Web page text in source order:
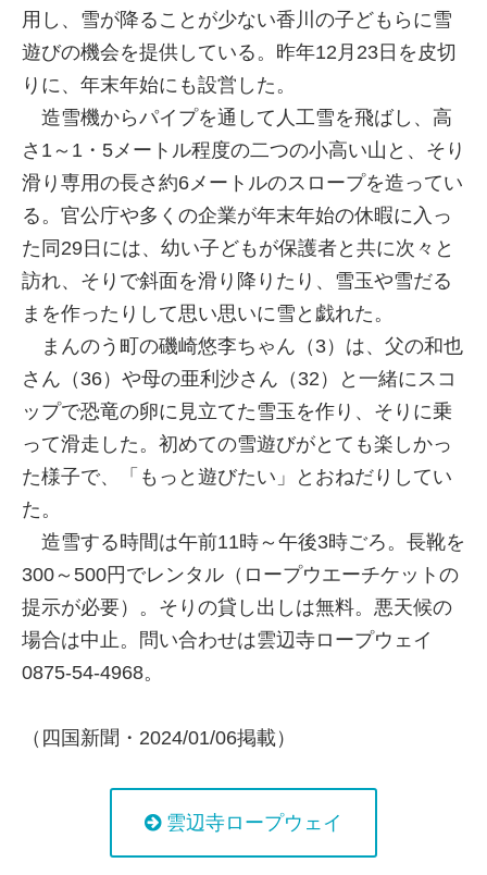
用し、雪が降ることが少ない香川の子どもらに雪
遊びの機会を提供している。昨年12月23日を皮切
りに、年末年始にも設営した。
造雪機からパイプを通して人工雪を飛ばし、高
さ1～1・5メートル程度の二つの小高い山と、そり
滑り専用の長さ約6メートルのスロープを造ってい
る。官公庁や多くの企業が年末年始の休暇に入っ
た同29日には、幼い子どもが保護者と共に次々と
訪れ、そりで斜面を滑り降りたり、雪玉や雪だる
まを作ったりして思い思いに雪と戯れた。
まんのう町の磯崎悠李ちゃん（3）は、父の和也
さん（36）や母の亜利沙さん（32）と一緒にスコ
ップで恐竜の卵に見立てた雪玉を作り、そりに乗
って滑走した。初めての雪遊びがとても楽しかっ
た様子で、「もっと遊びたい」とおねだりしてい
た。
造雪する時間は午前11時～午後3時ごろ。長靴を
300～500円でレンタル（ロープウエーチケットの
提示が必要）。そりの貸し出しは無料。悪天候の
場合は中止。問い合わせは雲辺寺ロープウェイ
0875-54-4968。
（四国新聞・2024/01/06掲載）
雲辺寺ロープウェイ